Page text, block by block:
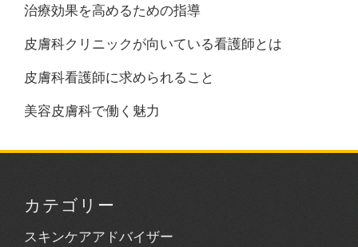
治療効果を高めるための指導
皮膚科クリニックが向いている看護師とは
皮膚科看護師に求められること
美容皮膚科で働く魅力
カテゴリー
スキンケアアドバイザー